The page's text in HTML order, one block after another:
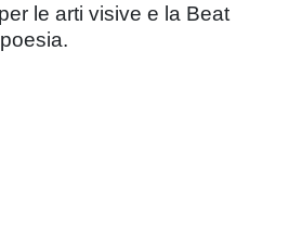
le arti visive e la Beat